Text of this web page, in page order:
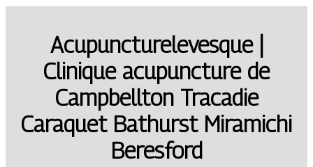
Acupuncturele­ves­que |
Clinique acupuncture de
Campbellton Tracadie
Caraquet Bathurst Miramichi
Beresford